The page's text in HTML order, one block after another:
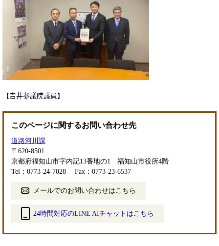
【𠮷井参議院議員】
このページに関するお問い合わせ先
道路河川課
〒620-8501
京都府福知山市字内記13番地の1 福知山市役所4階
Tel：0773-24-7028
Fax：0773-23-6537
メールでのお問い合わせはこちら
24時間対応のLINE AIチャットはこちら